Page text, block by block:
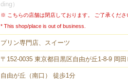
ding）
※ こちらの店舗は閉店しております。 ご了承くださ
* This shop/place is out of business.
プリン専門店、スイーツ
〒152-0035 東京都目黒区自由が丘1-8-9 岡
自由が丘（南口） 徒歩1分